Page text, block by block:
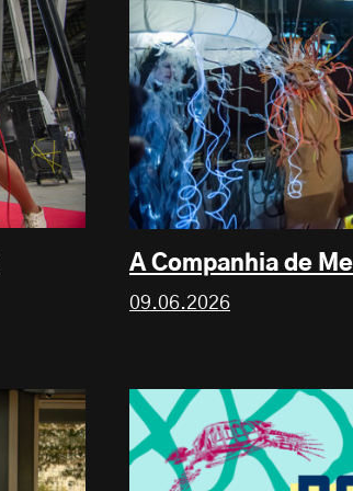
A Companhia de
09.06.2026